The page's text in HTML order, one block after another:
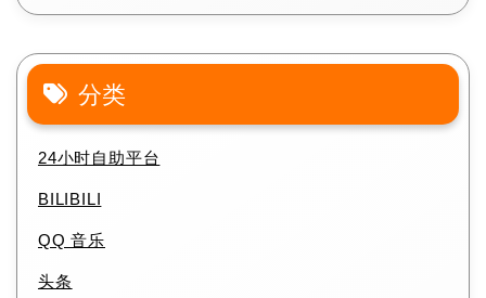
分类
24小时自助平台
BILIBILI
QQ 音乐
头条